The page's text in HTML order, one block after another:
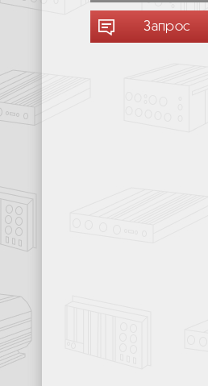
Запрос